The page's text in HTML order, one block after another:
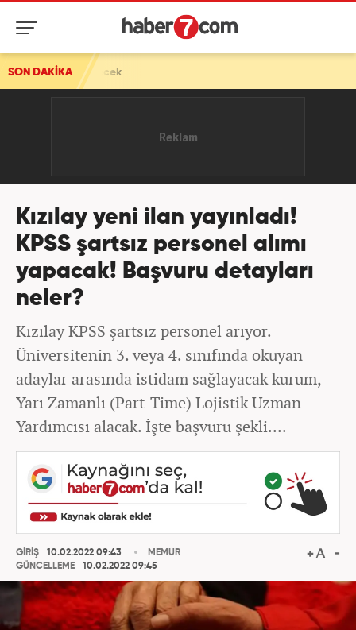
SON DAKİKA
Kızılay yeni ilan yayınladı!
KPSS şartsız personel alımı
yapacak! Başvuru detayları
neler?
Kızılay KPSS şartsız personel arıyor.
Üniversitenin 3. veya 4. sınıfında okuyan
adaylar arasında istidam sağlayacak kurum,
Yarı Zamanlı (Part-Time) Lojistik Uzman
Yardımcısı alacak. İşte başvuru şekli....
GİRİŞ
10.02.2022 09:43
GÜNCELLEME
10.02.2022 09:45
MEMUR